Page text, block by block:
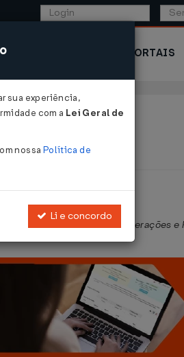
EXTERIOR PORTAIS
ao Código Fiscal de Operações
sua experiência,
com a Lei Geral de
nossa Política de
Li e concordo